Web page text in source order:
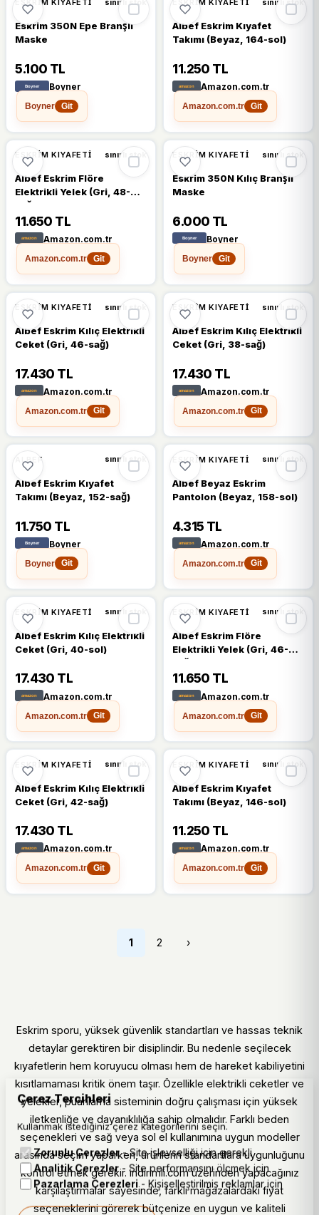
ESKRIM KIYAFETI sınırlı stok
Eskrim 350N Epe Branşlı
Maske
5.100 TL
Boyner
Boyner
Git
ESKRIM KIYAFETI sınırlı stok
Albef Eskrim Kıyafet
Takımı (Beyaz, 164-sol)
11.250 TL
Amazon.com.tr
Amazon.com.tr
Git
ESKRIM KIYAFETI sınırlı stok
Albef Eskrim Flöre
Elektrikli Yelek (Gri, 48-
sağ)
11.650 TL
Amazon.com.tr
Amazon.com.tr
Git
ESKRIM KIYAFETI sınırlı stok
Eskrim 350N Kılıç Branşlı
Maske
6.000 TL
Boyner
Boyner
Git
ESKRIM KIYAFETI sınırlı stok
Albef Eskrim Kılıç Elektrikli
Ceket (Gri, 46-sağ)
17.430 TL
Amazon.com.tr
Amazon.com.tr
Git
ESKRIM KIYAFETI sınırlı stok
Albef Eskrim Kılıç Elektrikli
Ceket (Gri, 38-sağ)
17.430 TL
Amazon.com.tr
Amazon.com.tr
Git
ALBEF sınırlı stok
Albef Eskrim Kıyafet
Takımı (Beyaz, 152-sağ)
11.750 TL
Boyner
Boyner
Git
ESKRIM KIYAFETI sınırlı stok
Albef Beyaz Eskrim
Pantolon (Beyaz, 158-sol)
4.315 TL
Amazon.com.tr
Amazon.com.tr
Git
ESKRIM KIYAFETI sınırlı stok
Albef Eskrim Kılıç Elektrikli
Ceket (Gri, 40-sol)
17.430 TL
Amazon.com.tr
Amazon.com.tr
Git
ESKRIM KIYAFETI sınırlı stok
Albef Eskrim Flöre
Elektrikli Yelek (Gri, 46-
sağ)
11.650 TL
Amazon.com.tr
Amazon.com.tr
Git
ESKRIM KIYAFETI sınırlı stok
Albef Eskrim Kılıç Elektrikli
Ceket (Gri, 42-sağ)
17.430 TL
Amazon.com.tr
Amazon.com.tr
Git
ESKRIM KIYAFETI sınırlı stok
Albef Eskrim Kıyafet
Takımı (Beyaz, 146-sol)
11.250 TL
Amazon.com.tr
Amazon.com.tr
Git
1 2 ›
Eskrim sporu, yüksek güvenlik standartları ve hassas teknik
detaylar gerektiren bir disiplindir. Bu nedenle seçilecek
kıyafetlerin hem koruyucu olması hem de hareket kabiliyetini
kısıtlamaması kritik önem taşır. Özellikle elektrikli ceketler ve
yelekler, puanlama sisteminin doğru çalışması için yüksek
iletkenliğe ve dayanıklılığa sahip olmalıdır. Farklı beden
seçenekleri ve sağ veya sol el kullanımına uygun modeller
arasında seçim yaparken, ürünlerin standartlara uygunluğunu
kontrol etmek gerekir. indirimli.com üzerinden yapacağınız
karşılaştırmalar sayesinde, farklı mağazalardaki fiyat
seçeneklerini görerek bütçenize en uygun ve kaliteli
Çerez Tercihleri
Kullanmak istediğiniz çerez kategorilerini seçin.
Zorunlu Çerezler- Site işlevselliği için gerekli
Analitik Çerezler- Site performansını ölçmek için
Pazarlama Çerezleri- Kişiselleştirilmiş reklamlar için